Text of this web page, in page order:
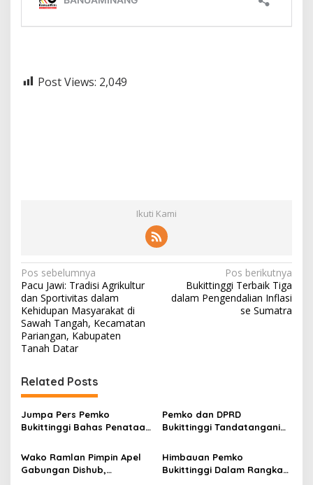
Post Views: 2,049
Ikuti Kami
N
a
v
i
g
a
s
i
p
o
s
Pos sebelumnya
Pacu Jawi: Tradisi Agrikultur
dan Sportivitas dalam
Kehidupan Masyarakat di
Sawah Tangah, Kecamatan
Pariangan, Kabupaten
Tanah Datar
Pos berikutnya
Bukittinggi Terbaik Tiga
dalam Pengendalian Inflasi
se Sumatra
Related Posts
Jumpa Pers Pemko
Bukittinggi Bahas Penataan
Kampus UFDK
Pemko dan DPRD
Bukittinggi Tandatangani
Perubahan KUA-PPAS APBD
2026
Wako Ramlan Pimpin Apel
Gabungan Dishub,
Himbauan Pemko
Bukittinggi Dalam Rangka